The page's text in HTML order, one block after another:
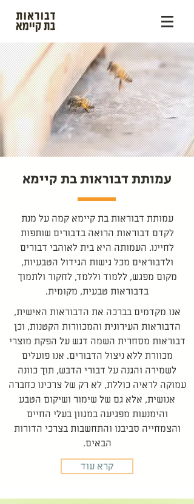
עמותת דבוראות בת קיימא
עמותת דבוראות בת קיימא קמה על מנת
לקדם דבוראות הרואה בדבורים שותפות
לחיינו. העמותה היא בית לאוהבי דבורים
ולדבוראים מכל גישות הגידול הטבעיות,
מקום מפגש, ללמוד וללמד, לחקור ולתמוך
בדבוראות טבעית, מקומית.
אנו מקדמים בברכה את הדבוראות האישית,
הדבוראות העירונית והמכוורות הקטנות, וכן
דבוראות מסחרית השמה דגש על הפקת מוצרי
מכוורת ללא ניצול הדבורים. אנו פועלים
לשמירה והגנה על דבורי הדבש, תוך כוונה
עמוקה לראיה כוללת, לא רק של צרכינו כחברה
אנושית, אלא גם של שימור ושיקום הטבע
והימנעות מפגיעה במגוון בעלי החיים
והצמחייה סביבנו והתחשבות בצרכי הדורות
הבאים.
קרא עוד